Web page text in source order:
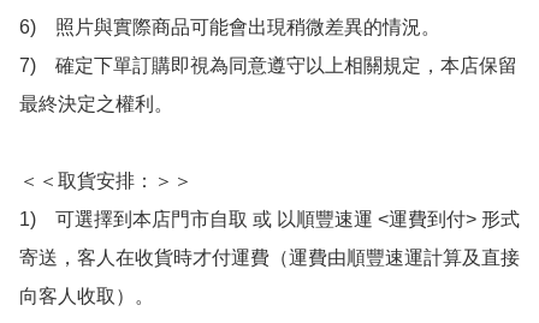
6)　照片與實際商品可能會出現稍微差異的情況。
7)　確定下單訂購即視為同意遵守以上相關規定，本店保留
最終決定之權利。
＜＜取貨安排：＞＞
1)　可選擇到本店門市自取 或 以順豐速運 <運費到付> 形式
寄送，客人在收貨時才付運費（運費由順豐速運計算及直接
向客人收取）。